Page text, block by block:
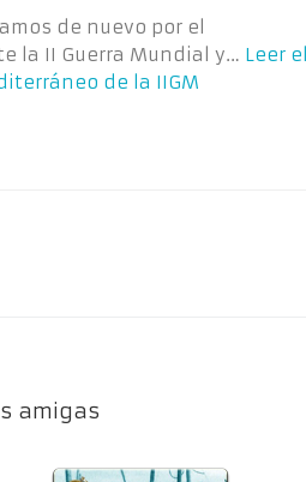
de nuevo por el
la II Guerra Mundial y… Leer el
de la IIGM
amigas